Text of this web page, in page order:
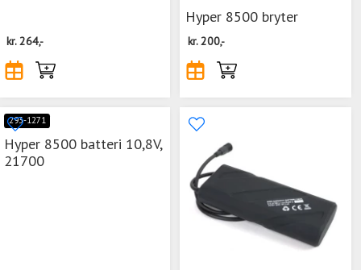
kr.264,-
Hyper 8500 bryter
kr.200,-
293-1271
Hyper 8500 batteri 10,8V,
21700